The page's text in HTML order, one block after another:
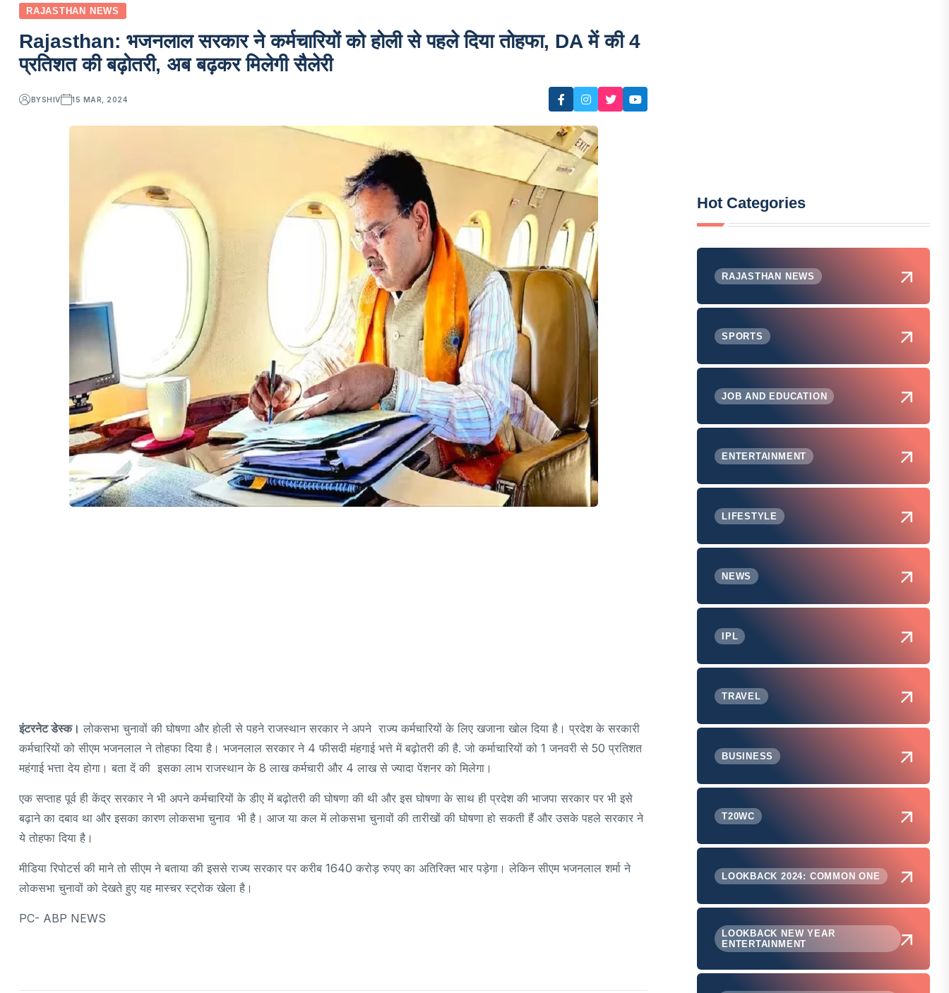
RAJASTHAN NEWS
Rajasthan: भजनलाल सरकार ने कर्मचारियों को होली से पहले दिया तोहफा, DA में की 4
प्रतिशत की बढ़ोतरी, अब बढ़कर मिलेगी सैलेरी
BYSHIV 15 MAR, 2024
इंटरनेट डेस्क। लोकसभा चुनावों की घोषणा और होली से पहने राजस्थान सरकार ने अपने राज्य कर्मचारियों के लिए खजाना खोल दिया है। प्रदेश के सरकारी
कर्मचारियों को सीएम भजनलाल ने तोहफा दिया है। भजनलाल सरकार ने 4 फीसदी मंहगाई भत्ते में बढ़ोतरी की है. जो कर्माचारियों को 1 जनवरी से 50 प्रतिशत
महंगाई भत्ता देय होगा। बता दें की इसका लाभ राजस्थान के 8 लाख कर्मचारी और 4 लाख से ज्यादा पेंशनर को मिलेगा।
एक सप्ताह पूर्व ही केंद्र सरकार ने भी अपने कर्मचारियों के डीए में बढ़ोतरी की घोषणा की थी और इस घोषणा के साथ ही प्रदेश की भाजपा सरकार पर भी इसे
बढ़ाने का दबाव था और इसका कारण लोकसभा चुनाव भी है। आज या कल में लोकसभा चुनावों की तारीखों की घोषणा हो सकती हैं और उसके पहले सरकार ने
ये तोहफा दिया है।
मीडिया रिपोटर्स की माने तो सीएम ने बताया की इससे राज्य सरकार पर करीब 1640 करोड़ रुपए का अतिरिक्त भार पड़ेगा। लेकिन सीएम भजनलाल शर्मा ने
लोकसभा चुनावों को देखते हुए यह मास्चर स्ट्रोक खेला है।
PC- ABP NEWS
Hot Categories
RAJASTHAN NEWS
SPORTS
JOB AND EDUCATION
ENTERTAINMENT
LIFESTYLE
NEWS
IPL
TRAVEL
BUSINESS
T20WC
LOOKBACK 2024: COMMON ONE
LOOKBACK NEW YEAR
ENTERTAINMENT